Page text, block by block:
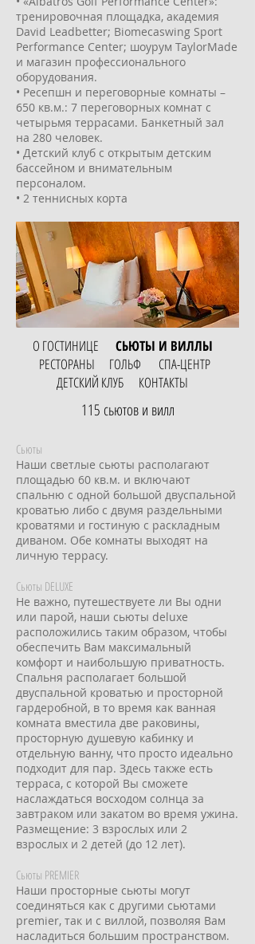
тренировочная площадка, академия
David Leadbetter; Biomecaswing Sport
Performance Center; шоурум TaylorMade
и магазин профессионального
оборудования.
• Ресепшн и переговорные комнаты –
650 кв.м.: 7 переговорных комнат с
четырьмя террасами. Банкетный зал
на 280 человек.
• Детский клуб с открытым детским
бассейном и внимательным
персоналом.
• 2 теннисных корта
О ГОСТИНИЦЕ
СЬЮТЫ И ВИЛЛЫ
РЕСТОРАНЫ
ГОЛЬФ
СПА-ЦЕНТР
ДЕТСКИЙ КЛУБ
КОНТАКТЫ
115 сьютов и вилл
Сьюты
Наши светлые сьюты располагают
площадью 60 кв.м. и включают
спальню с одной большой двуспальной
кроватью либо с двумя раздельными
кроватями и гостиную с раскладным
диваном. Обе комнаты выходят на
личную террасу.
Сьюты DELUXE
Не важно, путешествуете ли Вы одни
или парой, наши сьюты deluxe
расположились таким образом, чтобы
обеспечить Вам максимальный
комфорт и наибольшую приватность.
Спальня располагает большой
двуспальной кроватью и просторной
гардеробной, в то время как ванная
комната вместила две раковины,
просторную душевую кабинку и
отдельную ванну, что просто идеально
подходит для пар. Здесь также есть
терраса, с которой Вы сможете
наслаждаться восходом солнца за
завтраком или закатом во время ужина.
Размещение: 3 взрослых или 2
взрослых и 2 детей (до 12 лет).
Сьюты PREMIER
Наши просторные сьюты могут
соединяться как с другими сьютами
premier, так и с виллой, позволяя Вам
насладиться большим пространством.